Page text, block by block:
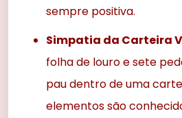
sempre positiva.
Simpatia da Carteira
folha de louro e sete
pau dentro de uma
elementos são